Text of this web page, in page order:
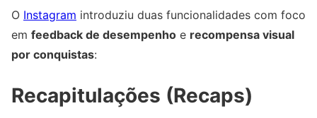
O Instagram introduziu duas funcionalidades com foco
em feedback de desempenho e recompensa visual
por conquistas:
Recapitulações (Recaps)